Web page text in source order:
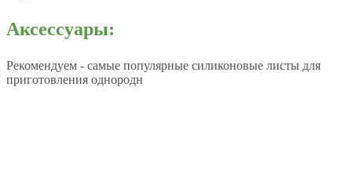
Аксессуары:
Рекомендуем - самые популярные силиконовые листы для
приготовления однородн